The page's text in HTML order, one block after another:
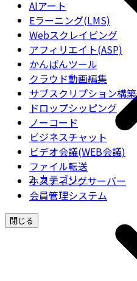
AIアート
Eラーニング(LMS)
Webスクレイピング
アフィリエイト(ASP)
かんばんツール
クラウド動画編集
サブスクリプション構築
ドロップシッピング
ノーコード
ビジネスチャット
ビデオ会議(WEB会議)
ファイル転送
ホスティングサーバー
会員管理システム
閉じる
カテゴリー